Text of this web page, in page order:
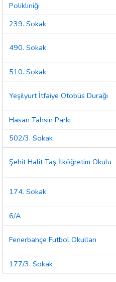
Polikliniği
239. Sokak
490. Sokak
510. Sokak
Yeşilyurt İtfaiye Otobüs Durağı
Hasan Tahsin Parkı
502/3. Sokak
Şehit Halit Taş İlköğretim Okulu
174. Sokak
6/A
Fenerbahçe Futbol Okulları
177/3. Sokak